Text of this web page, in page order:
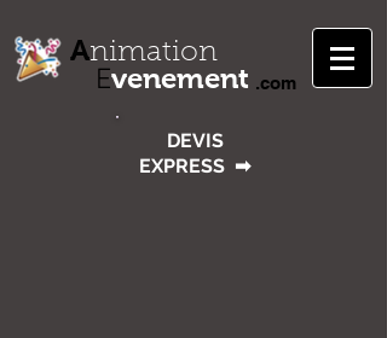
Animation
.com
Evenement
DEVIS
EXPRESS ➡